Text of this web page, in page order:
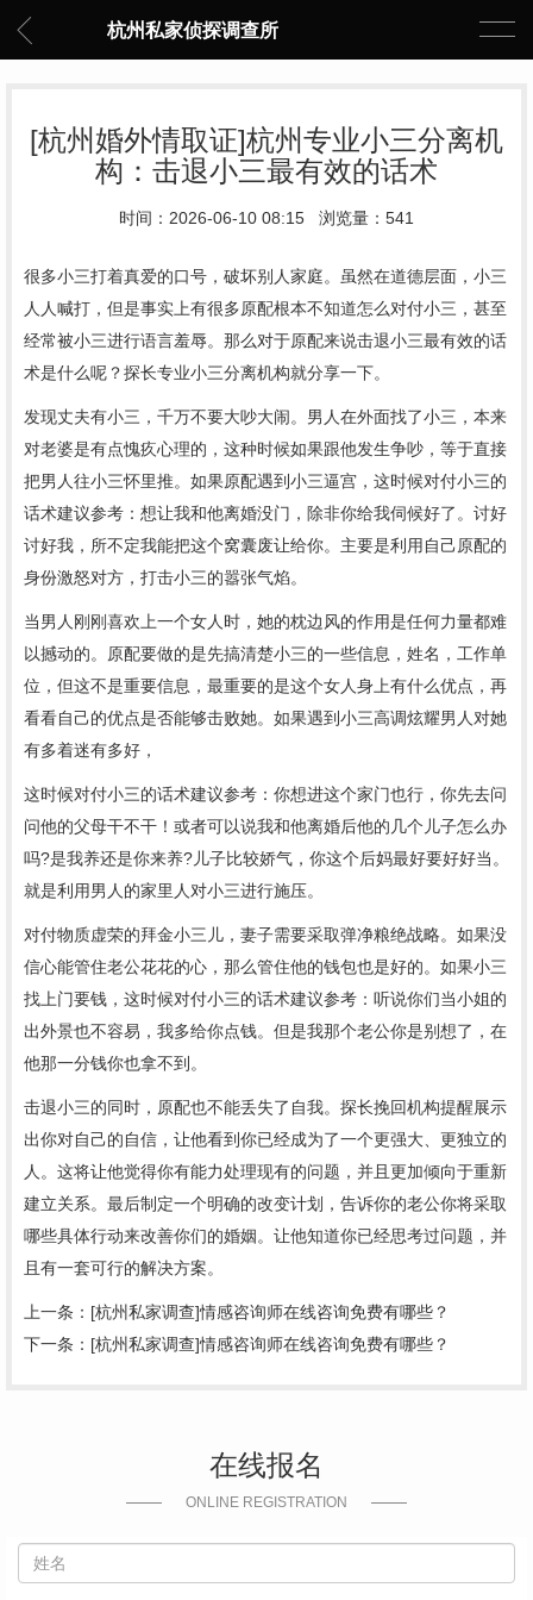
杭州私家侦探调查所
[杭州婚外情取证]杭州专业小三分离机
构：击退小三最有效的话术
时间：2026-06-10 08:15 浏览量：541
很多小三打着真爱的口号，破坏别人家庭。虽然在道德层面，小三
人人喊打，但是事实上有很多原配根本不知道怎么对付小三，甚至
经常被小三进行语言羞辱。那么对于原配来说击退小三最有效的话
术是什么呢？ 探长专业小三分离机构就分享一下。
发现丈夫有小三，千万不要大吵大闹。男人在外面找了小三，本来
对老婆是有点愧疚心理的，这种时候如果跟他发生争吵，等于直接
把男人往小三怀里推。如果原配遇到小三逼宫，这时候对付小三的
话术建议参考：想让我和他离婚没门，除非你给我伺候好了。讨好
讨好我，所不定我能把这个窝囊废让给你。主要是利用自己原配的
身份激怒对方，打击小三的嚣张气焰。
当男人刚刚喜欢上一个女人时，她的枕边风的作用是任何力量都难
以撼动的。原配要做的是先搞清楚小三的一些信息，姓名，工作单
位，但这不是重要信息，最重要的是这个女人身上有什么优点，再
看看自己的优点是否能够击败她。如果遇到小三高调炫耀男人对她
有多着迷有多好，
这时候对付小三的话术建议参考：你想进这个家门也行，你先去问
问他的父母干不干！或者可以说我和他离婚后他的几个儿子怎么办
吗?是我养还是你来养?儿子比较娇气，你这个后妈最好要好好当。
就是利用男人的家里人对小三进行施压。
对付物质虚荣的拜金小三儿，妻子需要采取弹净粮绝战略。如果没
信心能管住老公花花的心，那么管住他的钱包也是好的。如果小三
找上门要钱，这时候对付小三的话术建议参考：听说你们当小姐的
出外景也不容易，我多给你点钱。但是我那个老公你是别想了，在
他那一分钱你也拿不到。
击退小三的同时，原配也不能丢失了自我。 探长挽回机构提醒展示
出你对自己的自信，让他看到你已经成为了一个更强大、更独立的
人。这将让他觉得你有能力处理现有的问题，并且更加倾向于重新
建立关系。最后制定一个明确的改变计划，告诉你的老公你将采取
哪些具体行动来改善你们的婚姻 。让他知道你已经思考过问题，并
且有一套可行的解决方案。
上一条： [杭州私家调查]情感咨询师在线咨询免费有哪些？
下一条： [杭州私家调查]情感咨询师在线咨询免费有哪些？
在线报名
ONLINE REGISTRATION